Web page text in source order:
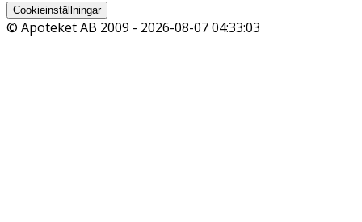
Cookieinställningar
© Apoteket AB 2009 - 2026-08-07 04:33:03